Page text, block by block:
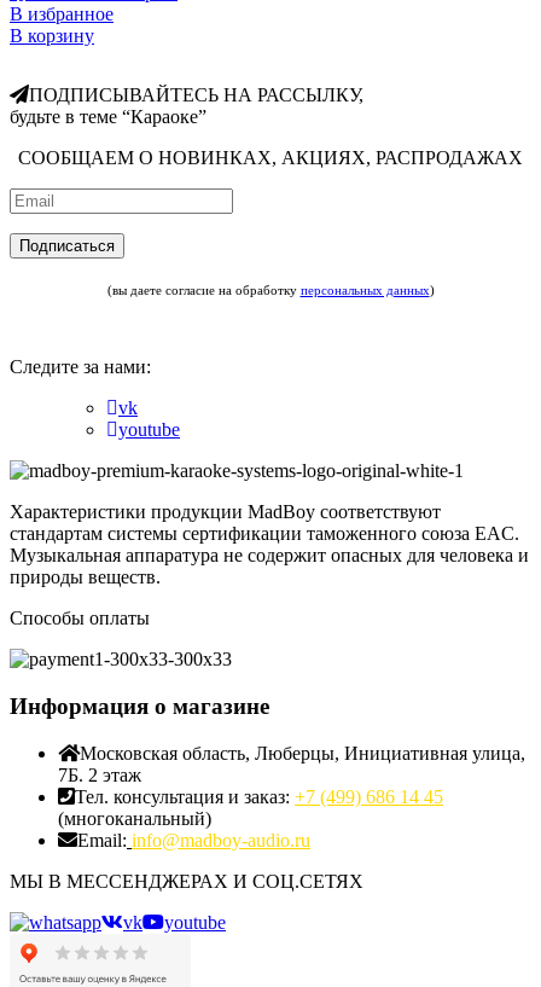
В избранное
В корзину
ПОДПИСЫВАЙТЕСЬ НА РАССЫЛКУ,
будьте в теме “Караоке”
СООБЩАЕМ О НОВИНКАХ, АКЦИЯХ, РАСПРОДАЖАХ
(вы даете согласие на обработку персональных данных)
Следите за нами:
vk
youtube
Характеристики продукции MadBoy соответствуют
стандартам системы сертификации таможенного союза EAC.
Музыкальная аппаратура не содержит опасных для человека и
природы веществ.
Способы оплаты
Информация о магазине
Московская область, Люберцы, Инициативная улица,
7Б. 2 этаж
Тел. консультация и заказ: +7 (499) 686 14 45
(многоканальный)
Email: info@madboy-audio.ru
МЫ В МЕССЕНДЖЕРАХ И СОЦ.СЕТЯХ
vk
youtube